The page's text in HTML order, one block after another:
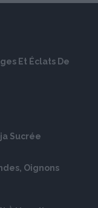
Et Éclats De
Sucrée
Oignons